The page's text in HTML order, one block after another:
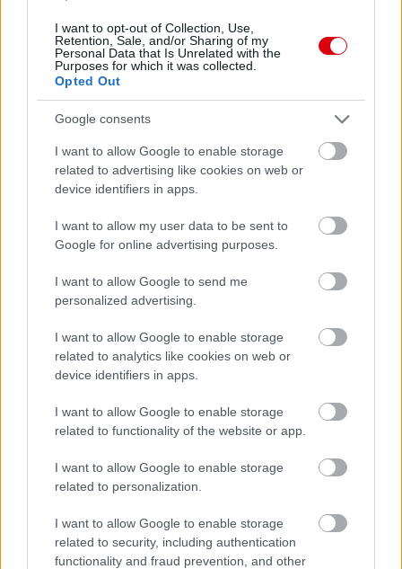
I want to opt-out of Collection, Use,
Retention, Sale, and/or Sharing of my
Personal Data that Is Unrelated with the
Purposes for which it was collected.
Opted Out
Google consents
I want to allow Google to enable storage
related to advertising like cookies on web or
device identifiers in apps.
I want to allow my user data to be sent to
Google for online advertising purposes.
I want to allow Google to send me
personalized advertising.
I want to allow Google to enable storage
related to analytics like cookies on web or
device identifiers in apps.
I want to allow Google to enable storage
related to functionality of the website or app.
I want to allow Google to enable storage
related to personalization.
I want to allow Google to enable storage
related to security, including authentication
functionality and fraud prevention, and other